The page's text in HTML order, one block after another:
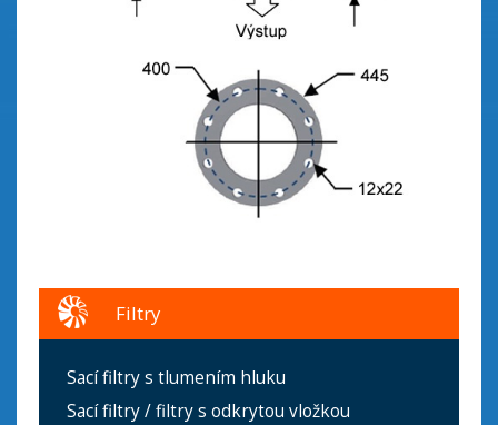
Filtry
Sací filtry s tlumením hluku
Sací filtry / filtry s odkrytou vložkou